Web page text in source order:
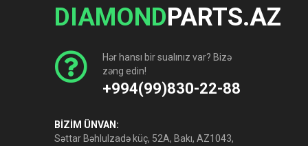
DIAMONDPARTS.AZ
Hər hansı bir sualınız var? Bizə
zəng edin!
+994(99)830-22-88
BİZİM ÜNVAN:
Səttar Bəhlulzadə küç, 52A, Bakı, AZ1043,